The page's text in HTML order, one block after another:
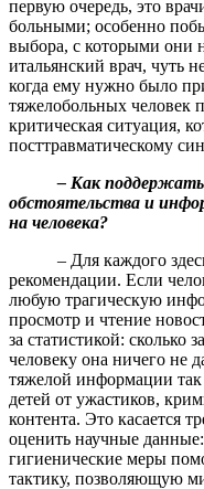
первую очередь, это
больными; особенно
выбора, с которыми они
итальянский врач, чуть
когда ему нужно было
тяжелобольных человек
критическая ситуация,
посттравматическому
– Как поддержать
обстоятельства и
на человека?
– Для каждого здесь
рекомендации. Если
любую трагическую
просмотр и чтение
за статистикой: сколько
человеку она ничего не
тяжелой информации
детей от ужастиков,
контента. Это касается
оценить научные
гигиенические меры
тактику, позволяющую